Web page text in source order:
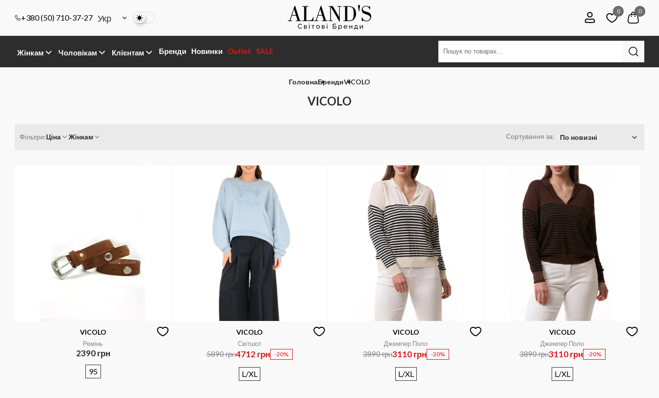
+380 (50) 710-37-27 Укр
0 0
Жінкам Чоловікам Клієнтам Бренди Новинки Outlet SALE
ГоловнаБрендиVICOLO
VICOLO
Фільтри:Ціна Жінкам Сортування за: По новизні
VICOLO
Ремінь
2390 грн
95
VICOLO
Світшот
5890 грн4712 грн -20%
L/XL
VICOLO
Джемпер Поло
3890 грн3110 грн -20%
L/XL
VICOLO
Джемпер Поло
3890 грн3110 грн -20%
L/XL